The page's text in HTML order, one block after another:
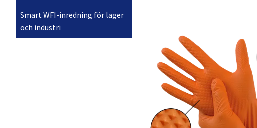
Smart WFI-inredning för lager
och industri